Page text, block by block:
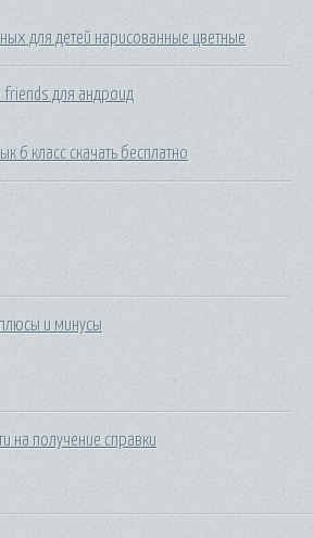
для детей нарисованные цветные
friends для андроид
6 класс скачать бесплатно
и минусы
на получение справки